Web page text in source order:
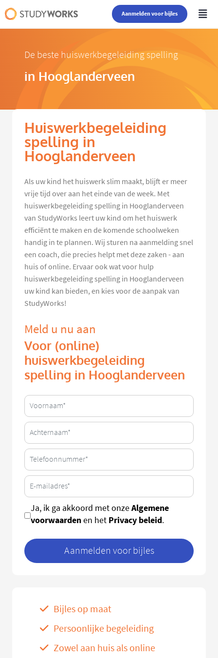
Aanmelden voor bijles
De beste huiswerkbegeleiding spelling
in Hooglanderveen
Huiswerkbegeleiding
spelling in
Hooglanderveen
Als uw kind het huiswerk slim maakt, blijft er meer
vrije tijd over aan het einde van de week. Met
huiswerkbegeleiding spelling in Hooglanderveen
van StudyWorks leert uw kind om het huiswerk
efficiënt te maken en de komende schoolweken
handig in te plannen. Wij sturen na aanmelding snel
een coach, die precies helpt met deze zaken - aan
huis of online. Ervaar ook wat voor hulp
huiswerkbegeleiding spelling in Hooglanderveen
uw kind kan bieden, en kies voor de aanpak van
StudyWorks!
Meld u nu aan
Voor (online)
huiswerkbegeleiding
spelling in Hooglanderveen
Ja, ik ga akkoord met onzeAlgemene
voorwaardenen het Privacy beleid.
Aanmelden voor bijles
Bijles op maat
Persoonlijke begeleiding
Zowel aan huis als online